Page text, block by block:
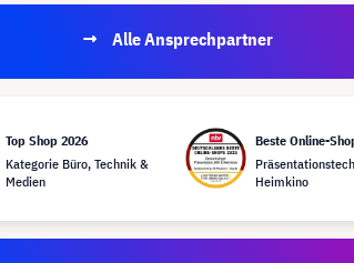
Alle Ansprechpartner
Top Shop 2026
Kategorie Büro, Technik &
Medien
Beste Online-
Heimkino